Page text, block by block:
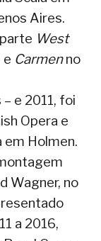
Aires.
West
e Carmenno
e 2011, foi
Opera e
em Holmen.
Wagner, no
a 2016,